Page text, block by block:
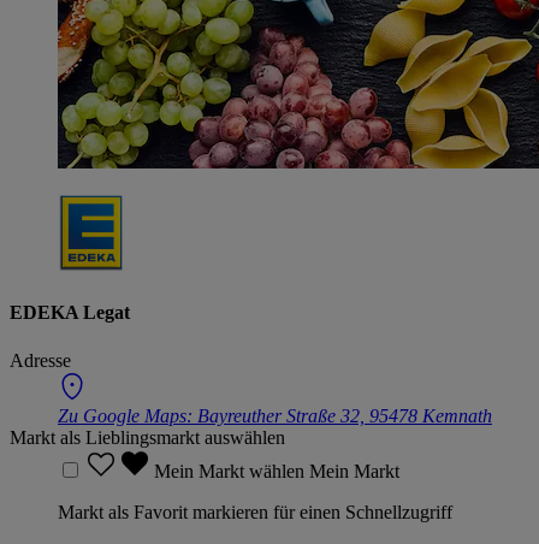
EDEKA Legat
Adresse
Zu Google Maps: Bayreuther Straße 32, 95478 Kemnath
Markt als Lieblingsmarkt auswählen
Mein Markt wählen Mein Markt
Markt als Favorit markieren für einen Schnellzugriff